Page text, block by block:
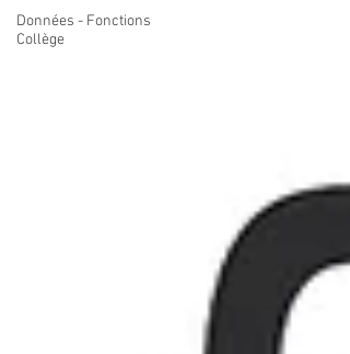
Données - Fonctions
Collège